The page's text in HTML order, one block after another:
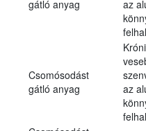
gátló anyag
az
Csomósodást
gátló anyag
az